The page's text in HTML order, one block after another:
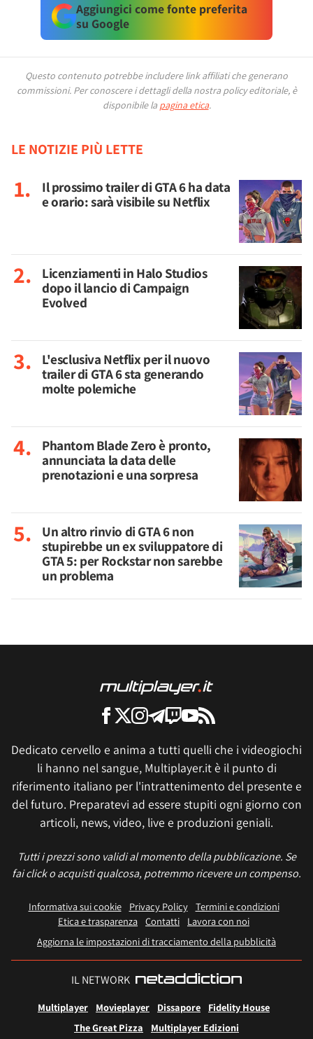
Aggiungici come fonte preferita
su Google
Questo contenuto potrebbe includere link affiliati che generano
commissioni. Per conoscere i dettagli della nostra policy editoriale, è
disponibile la pagina etica.
LE NOTIZIE PIÙ LETTE
Il prossimo trailer di GTA 6 ha data
e orario: sarà visibile su Netflix
Licenziamenti in Halo Studios
dopo il lancio di Campaign
Evolved
L'esclusiva Netflix per il nuovo
trailer di GTA 6 sta generando
molte polemiche
Phantom Blade Zero è pronto,
annunciata la data delle
prenotazioni e una sorpresa
Un altro rinvio di GTA 6 non
stupirebbe un ex sviluppatore di
GTA 5: per Rockstar non sarebbe
un problema
Dedicato cervello e anima a tutti quelli che i videogiochi
li hanno nel sangue, Multiplayer.it è il punto di
riferimento italiano per l'intrattenimento del presente e
del futuro. Preparatevi ad essere stupiti ogni giorno con
articoli, news, video, live e produzioni geniali.
Tutti i prezzi sono validi al momento della pubblicazione. Se
fai click o acquisti qualcosa, potremmo ricevere un compenso.
Informativa sui cookie Privacy Policy
Termini e condizioni
Etica e trasparenza Contatti
Lavora con noi
Aggiorna le impostazioni di tracciamento della pubblicità
IL NETWORK
Multiplayer Movieplayer Dissapore
Fidelity House
The Great Pizza
Multiplayer Edizioni